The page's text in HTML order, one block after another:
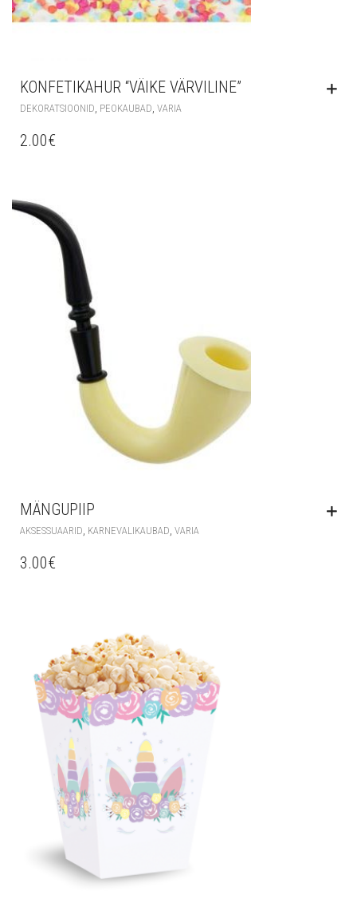
KONFETIKAHUR “VÄIKE VÄRVILINE”
DEKORATSIOONID, PEOKAUBAD, VARIA
2.00€
MÄNGUPIIP
AKSESSUAARID KARNEVALIKAUBAD VARIA
3.00€